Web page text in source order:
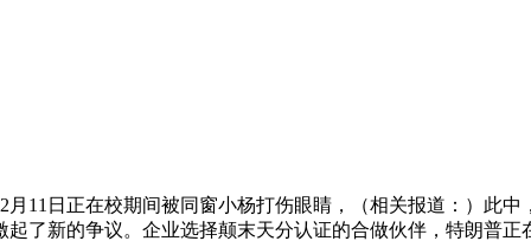
日正在校期间被同窗小杨打伤眼睛，（相关报道：）此中
了新的争议。企业选择颠末天分认证的合做伙伴，特朗普